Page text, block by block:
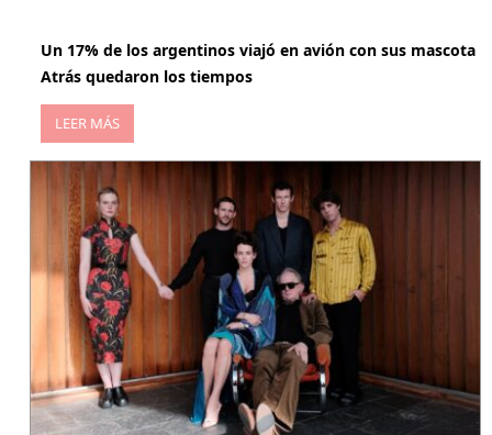
Un 17% de los argentinos viajó en avión con sus mascota
Atrás quedaron los tiempos
LEER MÁS